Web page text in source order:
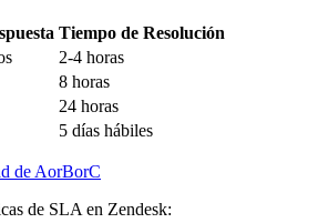
Tiempo de Resolución
2-4 horas
8 horas
24 horas
5 días hábiles
de AorBorC
de SLA en Zendesk: